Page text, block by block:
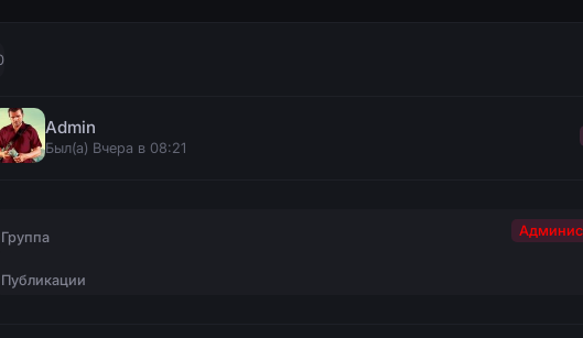
Admin
Был(а) Вчера в 08:21
Группа
Публикации